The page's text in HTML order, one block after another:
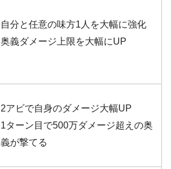
自分と任意の味方1人を大幅に強化
奥義ダメージ上限を大幅にUP
2アビで自身のダメージ大幅UP
1ターン目で500万ダメージ超えの奥
義が撃てる